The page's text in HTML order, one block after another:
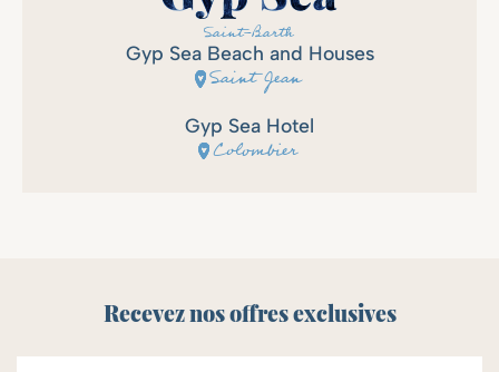
Gyp Sea Beach and Houses
Saint Jean
Gyp Sea Hotel
Colombier
Recevez nos offres exclusives